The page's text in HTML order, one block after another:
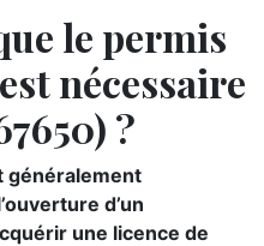
le permis
nécessaire
?
généralement
d’un
une licence de